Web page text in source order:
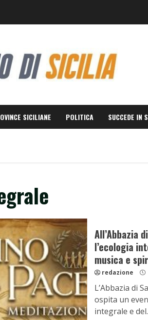
SICILIANE POLITICA SUCCEDE IN
All’Abbazia
l’ecologia
musica e
redazione
L’Abbazia di
ospita un
integrale e